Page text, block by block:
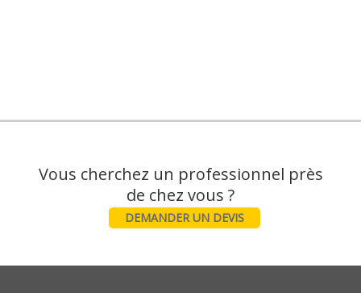
Vous cherchez un professionnel près
DEMANDER UN DEVIS